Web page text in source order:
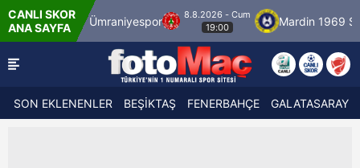
CANLI SKOR
ANA SAYFAÜmraniyespor
8.8.2026 - Cum
19:00
Mardin 1969 Spor
SON EKLENENLER BEŞİKTAŞ FENERBAHÇE GALATASARAY